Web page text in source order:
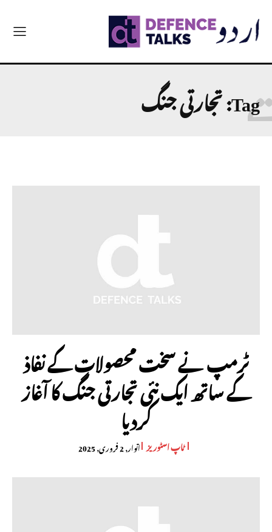
Tag: تجارتی جنگ
ٹرمپ نے سخت محصولات کے نفاذ
کے ساتھ ایک نئی تجارتی جنگ کا آغاز
کردیا
ٹاپ اسٹوریز اتوار, 2 فروری, 2025